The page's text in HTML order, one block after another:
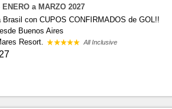
a MARZO 2027
Brasil con CUPOS CONFIRMADOS de GOL!!
Buenos Aires
Resort.
All Inclusive